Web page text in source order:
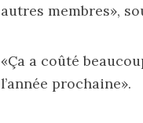
autres membres»,
«Ça a coûté
l’année prochaine».